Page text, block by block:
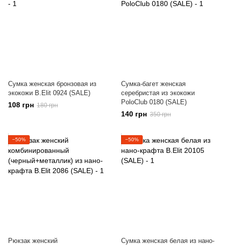
Сумка женская бронзовая из
экокожи B.Elit 0924 (SALE)
108 грн 180 грн
Сумка-багет женская
серебристая из экокожи
PoloClub 0180 (SALE)
140 грн 350 грн
−50%
Рюкзак женский
−50%
Сумка женская белая из нано-